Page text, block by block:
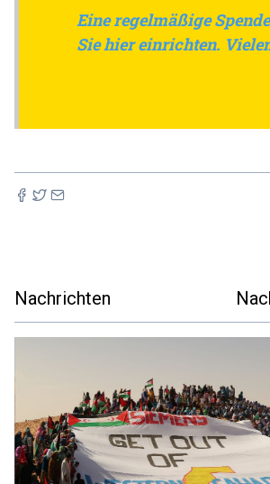
Eine regelmäßige
Sie hier einrichten.
Nachrichten